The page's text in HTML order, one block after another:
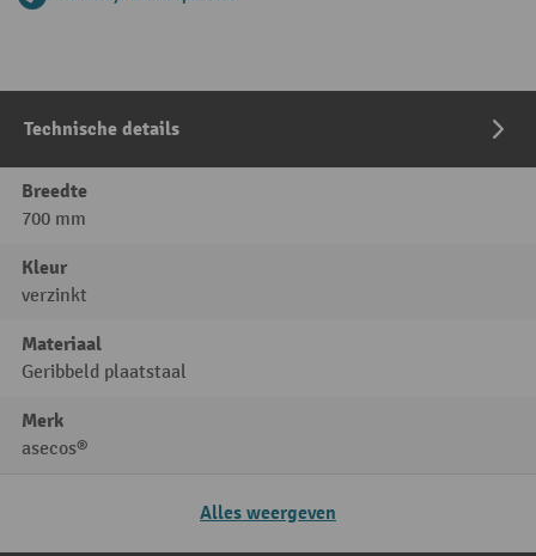
Technische details
Breedte
700 mm
Kleur
verzinkt
Materiaal
Geribbeld plaatstaal
Merk
asecos®
Alles weergeven